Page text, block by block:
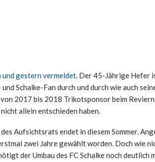
gestern vermeldet. Der 45-Jährige Hefer
Schalke-Fan durch und durch wie auch
2017 bis 2018 Trikotsponsor beim
allein entschieden haben.
Aufsichtsrats endet in diesem Sommer.
zwei Jahre gewählt worden. Doch wie
der Umbau des FC Schalke noch deutlich